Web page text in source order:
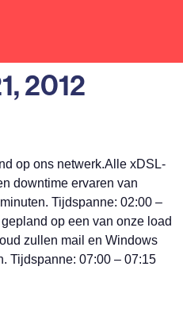
2012
op ons netwerk.Alle xDSL-
downtime ervaren van
Tijdspanne: 02:00 –
op een van onze load
zullen mail en Windows
Tijdspanne: 07:00 – 07:15